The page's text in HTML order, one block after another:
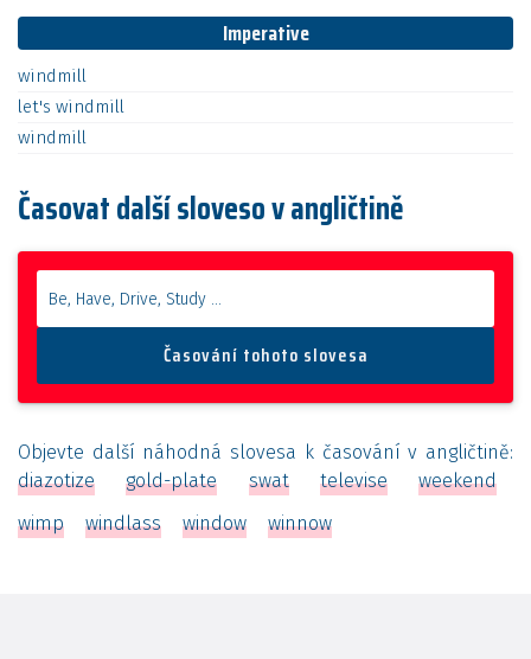
Imperative
windmill
let's windmill
windmill
Časovat další sloveso v angličtině
Objevte další náhodná slovesa k časování v angličtině:
diazotize
gold-plate swat televise
weekend
wimp
windlass window winnow